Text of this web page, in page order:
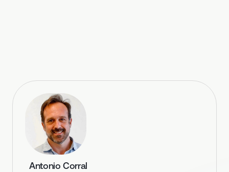
Antonio Corral